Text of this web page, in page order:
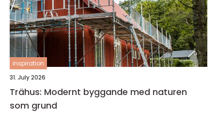
inspiration
31. July 2026
Trähus: Modernt byggande med naturen
som grund